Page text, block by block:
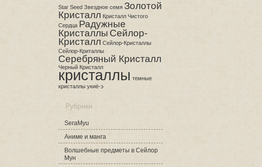
Star Seed Звездное семя Золотой
Кристалл Кристалл Чистого
Сердца Радужные
Кристаллы Сейлор-
Кристалл Сейлор-Кристаллы
Сейлор-Криталлы
Серебряный Кристалл
Черный Кристалл
кристаллы темные
кристаллы укиё-э
Рубрики
SeraMyu
Аниме и манга
Волшебные предметы в Сейлор
Мун